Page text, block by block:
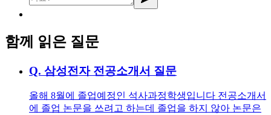
함께 읽은 질문
Q. 삼성전자 전공소개서 질문
올해 8월에 졸업예정인 석사과정학생입니다 전공소개서
에 졸업 논문을 쓰려고 하는데 졸업을 하지 않아 논문은